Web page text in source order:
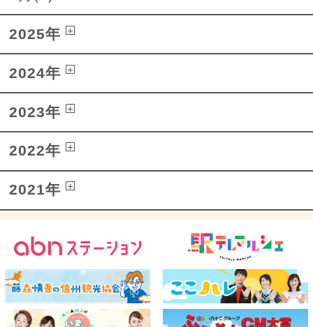
2025年
2024年
2023年
2022年
2021年